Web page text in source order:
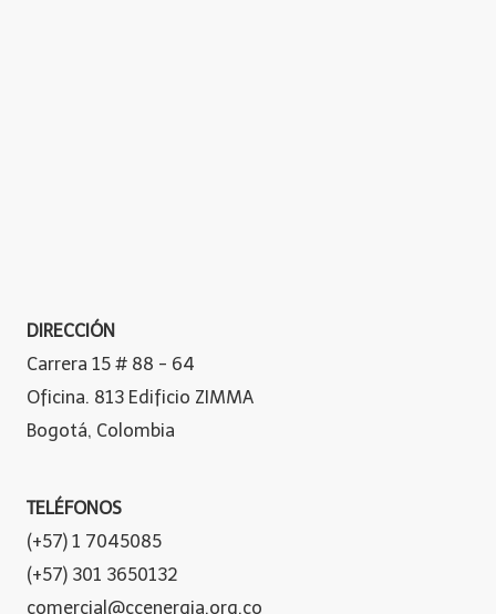
DIRECCIÓN
Carrera 15 # 88 - 64
Oficina. 813 Edificio ZIMMA
Bogotá, Colombia
TELÉFONOS
(+57) 1 7045085
(+57) 301 3650132
comercial@ccenergia.org.co